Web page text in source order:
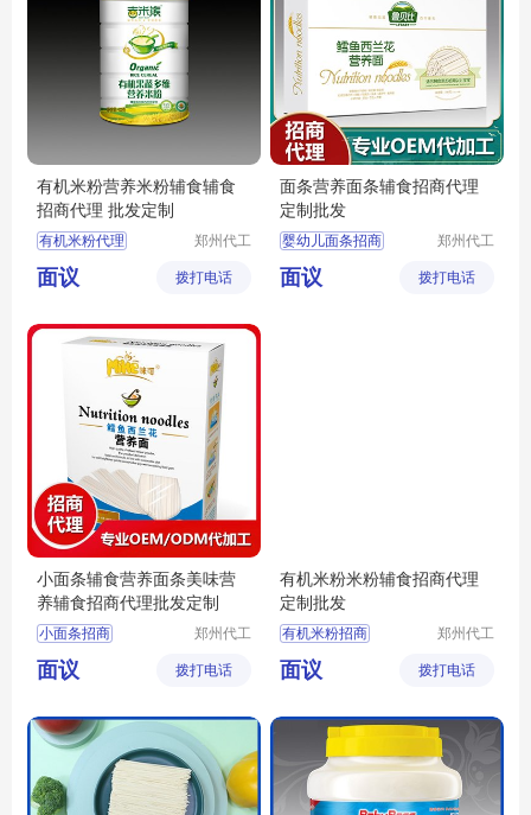
有机米粉营养米粉辅食辅食
招商代理 批发定制
有机米粉代理
辅食米粉
郑州代工
技有限公
面议 拨打电话
面条营养面条辅食招商代理
定制批发
婴幼儿面条招商
婴幼儿面条代理
婴幼儿面条批发
郑州代工
技有限公
面议 拨打电话
小面条辅食营养面条美味营
养辅食招商代理批发定制
小面条招商
小面条代理
辅食批发
郑州代工
技有限公
面议 拨打电话
有机米粉米粉辅食招商代理
定制批发
有机米粉招商
有机米粉批发
宝宝米粉代理
婴幼儿辅食招商
郑州代工
技有限公
面议 拨打电话